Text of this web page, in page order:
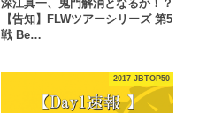
深江真一、鬼門解消となるか！？
【告知】FLWツアーシリーズ 第5
戦 Be…
2017 JBTOP50